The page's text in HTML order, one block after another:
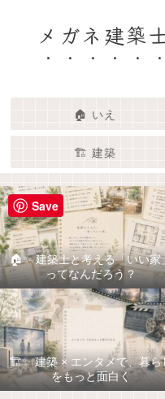
メガネ建築
🏠 いえ
🏗️ 建築
🏠✨ 建築士と考える「いい家
ってなんだろう？
🏗️✨ 建築 × エンタメで、暮ら
をもっと面白く
Save